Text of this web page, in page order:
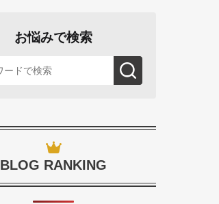
お悩みで検索
BLOG RANKING